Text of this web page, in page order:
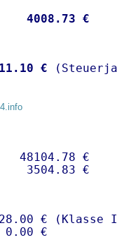
4008.73 €
€
€
€ (Klasse I)
€